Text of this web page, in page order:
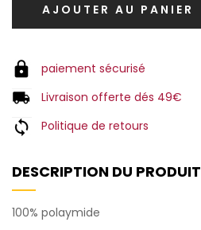
AJOUTER AU PANIER
paiement sécurisé
Livraison offerte dés 49€
Politique de retours
DESCRIPTION DU PRODUIT
100% polaymide